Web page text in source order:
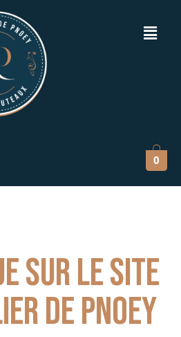
0
sur le site
de Pnoey